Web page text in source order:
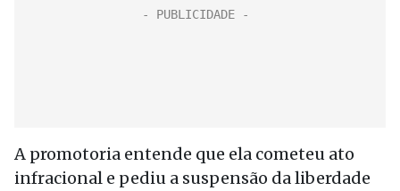
A promotoria entende que ela cometeu ato
infracional e pediu a suspensão da liberdade